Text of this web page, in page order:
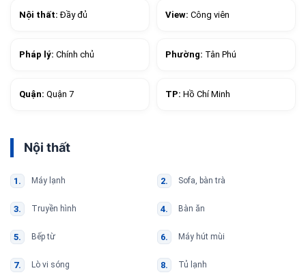
Nội thất:Đầy đủ View: Công viên
Pháp lý: Chính chủ Phường: Tân Phú
Quận: Quận 7 TP: Hồ Chí Minh
Nội thất
Máy lạnh Sofa, bàn trà
Truyền hình Bàn ăn
Bếp từ Máy hút mùi
Lò vi sóng Tủ lạnh